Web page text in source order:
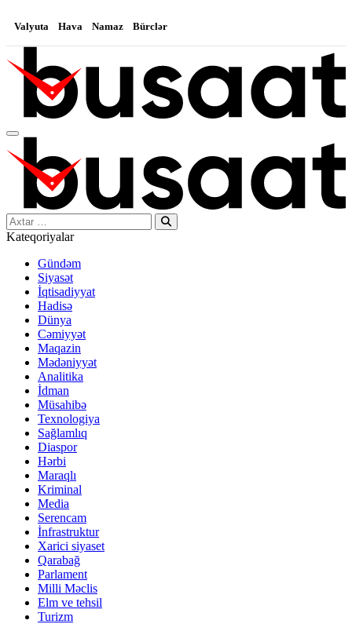
Valyuta Hava Namaz Bürclər
Search…
Kateqoriyalar
Gündəm
Siyasət
İqtisadiyyat
Hadisə
Dünya
Cəmiyyət
Maqazin
Mədəniyyət
Analitika
İdman
Müsahibə
Texnologiya
Sağlamlıq
Diaspor
Hərbi
Maraqlı
Kriminal
Media
Serencam
İnfrastruktur
Xarici siyaset
Qarabağ
Parlament
Milli Məclis
Elm ve tehsil
Turizm